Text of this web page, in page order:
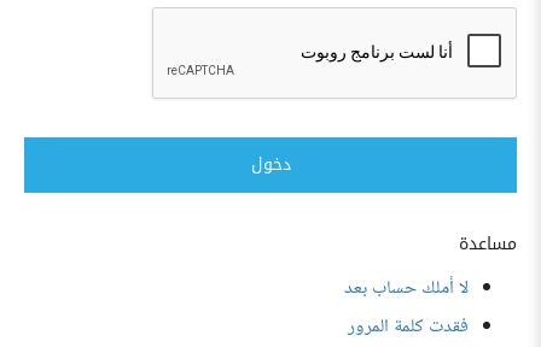
دخول
مساعدة
لا أملك حساب بعد
فقدت كلمة المرور